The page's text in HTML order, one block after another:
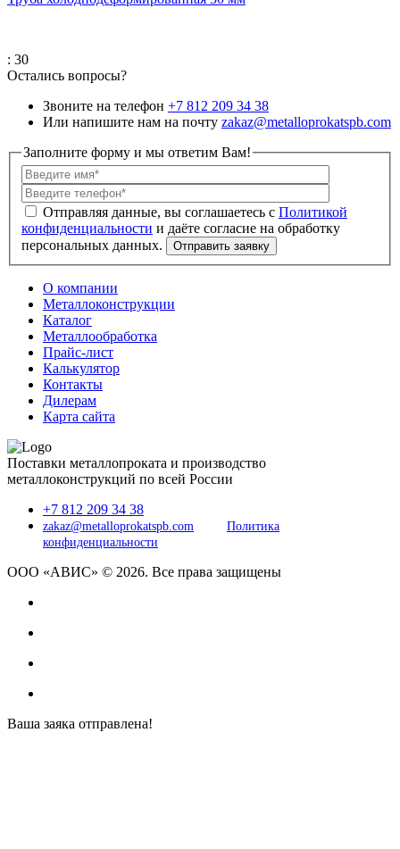
: 30
Остались вопросы?
Звоните на телефон +7 812 209 34 38
Или напишите нам на почту zakaz@metalloprokatspb.com
Заполните форму и мы ответим Вам!
Политикой
конфиденциальности
О компании
Металлоконструкции
Каталог
Металлообработка
Прайс-лист
Калькулятор
Контакты
Дилерам
Карта сайта
Поставки металлопроката и производство
металлоконструкций по всей России
+7 812 209 34 38
zakaz@metalloprokatspb.com
Политика
конфиденциальности
ООО «АВИС» © 2026. Все права защищены
Ваша заяка отправлена!